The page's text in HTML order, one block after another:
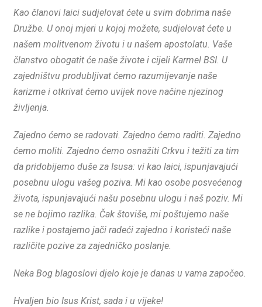
Kao članovi laici sudjelovat ćete u svim dobrima naše
Družbe. U onoj mjeri u kojoj možete, sudjelovat ćete u
našem molitvenom životu i u našem apostolatu. Vaše
članstvo obogatit će naše živote i cijeli Karmel BSI. U
zajedništvu produbljivat ćemo razumijevanje naše
karizme i otkrivat ćemo uvijek nove načine njezinog
življenja.
Zajedno ćemo se radovati. Zajedno ćemo raditi. Zajedno
ćemo moliti. Zajedno ćemo osnažiti Crkvu i težiti za tim
da pridobijemo duše za Isusa: vi kao laici, ispunjavajući
posebnu ulogu vašeg poziva. Mi kao osobe posvećenog
života, ispunjavajući našu posebnu ulogu i naš poziv. Mi
se ne bojimo razlika. Čak štoviše, mi poštujemo naše
razlike i postajemo jači radeći zajedno i koristeći naše
različite pozive za zajedničko poslanje.
Neka Bog blagoslovi djelo koje je danas u vama započeo.
Hvaljen bio Isus Krist, sada i u vijeke!